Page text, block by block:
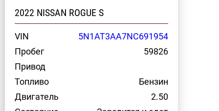
2022 NISSAN ROGUE S
VIN
5N1AT3AA7NC691954
Пробег
59826
Привод
Топливо
Бензин
Двигатель
2.50